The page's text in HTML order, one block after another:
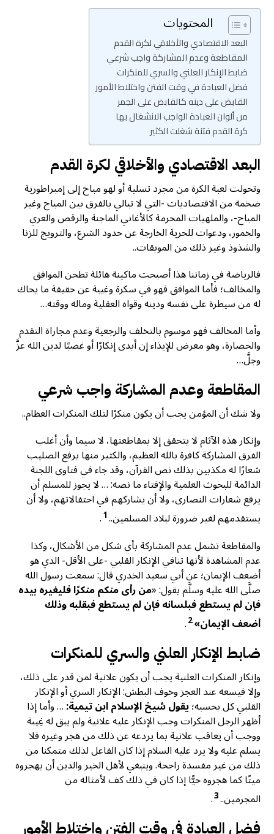
المحتويات
البعد الاقتصادي والأخلاقي لكرة القدم
المقاطعة وعدم المشاركة واجب شرعي
ضابط الإنكار العلني والسري للمنكرات
فضل العبادة في وقت الفتن واختلاط الأمور
القابض على دينه كالقابض على الجمر
من ألوان العبادة الواجب الانشغال بها
كرة القدم فتنة شغلت الكثير
البعد الاقتصادي والأخلاقي لكرة القدم
وتحولت لعبة الكرة من مجرد تسلية أو لهو مباح إلى إمبراطورية
ضخمة من الاقتصاديات -التي لا تبالي بالفرق بين المباح وغير
المباح-، والملهيات المحرمة كالأغاني الماجنة والرقص والعري
والخمور، ودعوات للحرية الخارجة عن حدود الشرع، والترويج للزنا
والشذوذ وغير ذلك من الموبقات..
فالرياضة في زماننا هذا أصبحت ماكينة هائلة تطحن الموافق
والمخالف؛ فأما الموافق فهو في سكرة وغيبة عن حقيقة ما يحاك
له من سيطرة على نفسه ودينه وقواه العقلية وماله ووقته…
وأما المخالف فهو موسوم بالتخلف والرجعية وعدم مجاراة التقدم
والحضارة، وهو معرض للإيذاء إن أبدى إنكارًا أو غضبًا لدين الله عزَّ
وجلَّ…
المقاطعة وعدم المشاركة واجب شرعي
ولا شك أن المؤمن يجب أن يكون منكرًا لتلك المنكرات العظام..
وإنكار هذه الآثام لا يتحقق إلا بمقاطعتها، لا سيما وأن أغلب
الفرق المشاركة كافرة بالله العظيم، والكثير منها يرفع الصليب
شعارًا له مكذبين بذلك نص القرآن، وقد جاء في فتاوى اللجنة
الدائمة للبحوث العلمية والإفتاء ما نصه: … لا يجوز للمسلم أن
يرفع شعارات النصارى، ولا أن يشاركهم في احتفالاتهم، ولا أن
يستقدمهم لغير ضرورة لبلاد المسلمين..1
.
والمقاطعة تشمل عدم المشاركة بأي شكل من الأشكال، وكذا
عدم المشاهدة لأنها تنافي الإنكار القلبي -على الأقل- الذي هو
أضعف الإيمان؛ عن أبي سعيد الخدري قال: سمعت رسول الله
صلَّى الله عليه وسلَّم يقول: «من رأى منكم منكرًا فليغيره بيده
فإن لم يستطع فبلسانه فإن لم يستطع فبقلبه وذلك
أضعف الإيمان»2
.
ضابط الإنكار العلني والسري للمنكرات
وإنكار المنكرات العلنية يجب أن يكون علانية لمن قدر على ذلك،
وإلا فيسعه عند العجز وخوف البطش: الإنكار السري أو الإنكار
القلبي كل بحسبه؛يقول شيخ الإسلام ابن تيمية:… ‌وأما ‌إذا
‌أظهر ‌الرجل المنكرات وجب الإنكار عليه علانية ولم يبق له غِيبة
ووجب أن يعاقب علانية بما يردعه عن ذلك من هجر وغيره فلا
يسلم عليه ولا يرد عليه السلام إذا كان الفاعل لذلك متمكنا من
ذلك من غير مفسدة راجحة. وينبغي لأهل الخير والدين أن يهجروه
ميتًا كما هجروه حيًّا إذا كان في ذلك كف لأمثاله من
المجرمين..3
.
فضل العبادة في وقت الفتن واختلاط الأمور